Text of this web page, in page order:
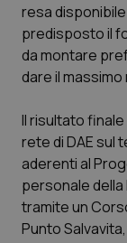
Salute
Sangue
Tiroide
resa
predisposto il
da montare
dare il massimo
Il risultato
rete di DAE sul
aderenti al
personale
tramite un
Punto